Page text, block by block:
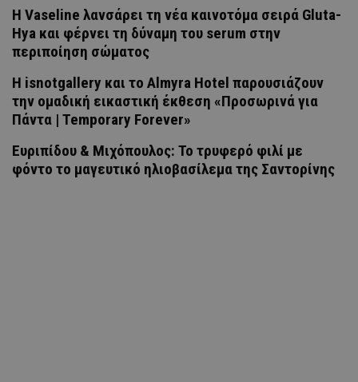
Η Vaseline λανσάρει τη νέα καινοτόμα σειρά Gluta-
Hya και φέρνει τη δύναμη του serum στην
περιποίηση σώματος
H isnotgallery και το Almyra Hotel παρουσιάζουν
την ομαδική εικαστική έκθεση «Προσωρινά για
Πάντα | Temporary Forever»
Ευριπίδου & Μιχόπουλος: Το τρυφερό φιλί με
φόντο το μαγευτικό ηλιοβασίλεμα της Σαντορίνης